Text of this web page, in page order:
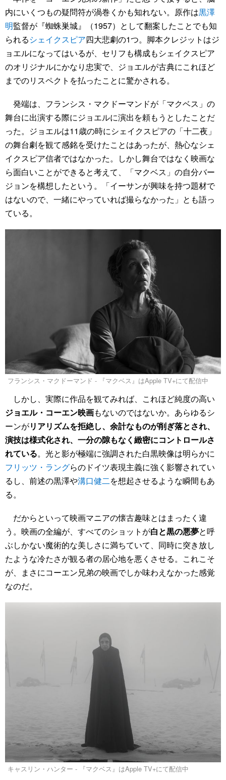
内にいくつもの疑問符が渦巻くかも知れない。原作は黒澤
明監督が『蜘蛛巣城』（1957）として翻案したことでも知
られるシェイクスピア四大悲劇の1つ。脚本クレジットはジ
ョエルになってはいるが、セリフも構成もシェイクスピア
のオリジナルにかなり忠実で、ジョエルが古典にこれほど
までのリスペクトを払ったことに驚かされる。
発端は、フランシス・マクドーマンドが「マクベス」の
舞台に出演する際にジョエルに演出を頼もうとしたことだ
った。ジョエルは11歳の時にシェイクスピアの「十二夜」
の舞台劇を観て感銘を受けたことはあったが、熱心なシェ
イクスピア信者ではなかった。しかし舞台ではなく映画な
ら面白いことができると考えて、「マクベス」の自分バー
ジョンを構想したという。「イーサンが興味を持つ題材で
はないので、一緒にやっていれば撮らなかった」とも語っ
ている。
フランシス・マクドーマンド - 『マクベス』はApple TV+にて配信中
しかし、実際に作品を観てみれば、これほど純度の高い
ジョエル・コーエン映画もないのではないか。あらゆるシ
ーンがリアリズムを拒絶し、余計なものが削ぎ落とされ、
演技は様式化され、一分の隙もなく緻密にコントロールさ
れている。光と影が極端に強調された白黒映像は明らかに
フリッツ・ラングらのドイツ表現主義に強く影響されてい
るし、前述の黒澤や溝口健二を想起させるような瞬間もあ
る。
だからといって映画マニアの懐古趣味とはまったく違
う。映画の全編が、すべてのショットが白と黒の悪夢と呼
ぶしかない魔術的な美しさに満ちていて、同時に突き放し
たような冷たさが観る者の居心地を悪くさせる。これこそ
が、まさにコーエン兄弟の映画でしか味わえなかった感覚
なのだ。
キャスリン・ハンター - 『マクベス』はApple TV+にて配信中